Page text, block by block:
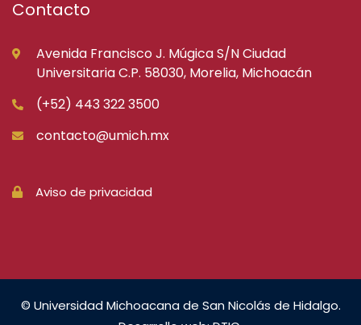
Contacto
Avenida Francisco J. Múgica S/N Ciudad
Universitaria C.P. 58030, Morelia, Michoacán
(+52) 443 322 3500
contacto@umich.mx
Aviso de privacidad
© Universidad Michoacana de San Nicolás de Hidalgo.